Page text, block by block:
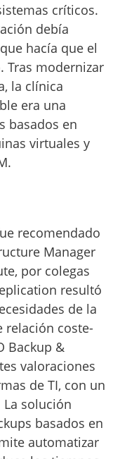
críticos.
debía
hacía que el
Tras modernizar
la clínica
era una
basados en
virtuales y
recomendado
Manager
por colegas
resultó
de la
relación coste-
Backup &
valoraciones
de TI, con un
solución
basados en
automatizar